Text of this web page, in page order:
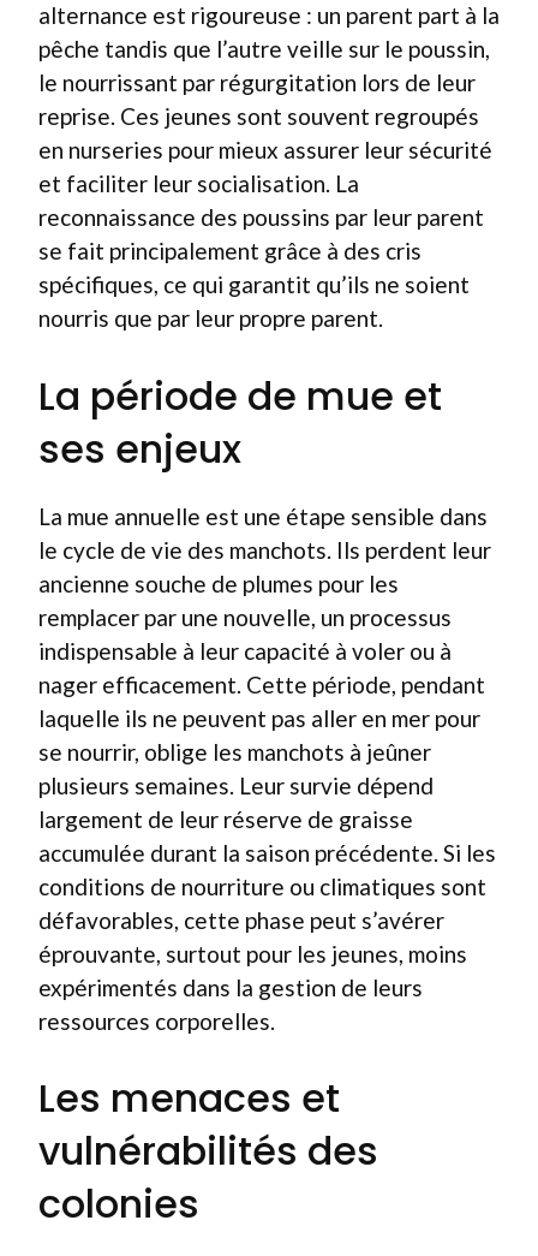
alternance est rigoureuse : un parent part à la
pêche tandis que l’autre veille sur le poussin,
le nourrissant par régurgitation lors de leur
reprise. Ces jeunes sont souvent regroupés
en nurseries pour mieux assurer leur sécurité
et faciliter leur socialisation. La
reconnaissance des poussins par leur parent
se fait principalement grâce à des cris
spécifiques, ce qui garantit qu’ils ne soient
nourris que par leur propre parent.
La période de mue et
ses enjeux
La mue annuelle est une étape sensible dans
le cycle de vie des manchots. Ils perdent leur
ancienne souche de plumes pour les
remplacer par une nouvelle, un processus
indispensable à leur capacité à voler ou à
nager efficacement. Cette période, pendant
laquelle ils ne peuvent pas aller en mer pour
se nourrir, oblige les manchots à jeûner
plusieurs semaines. Leur survie dépend
largement de leur réserve de graisse
accumulée durant la saison précédente. Si les
conditions de nourriture ou climatiques sont
défavorables, cette phase peut s’avérer
éprouvante, surtout pour les jeunes, moins
expérimentés dans la gestion de leurs
ressources corporelles.
Les menaces et
vulnérabilités des
colonies